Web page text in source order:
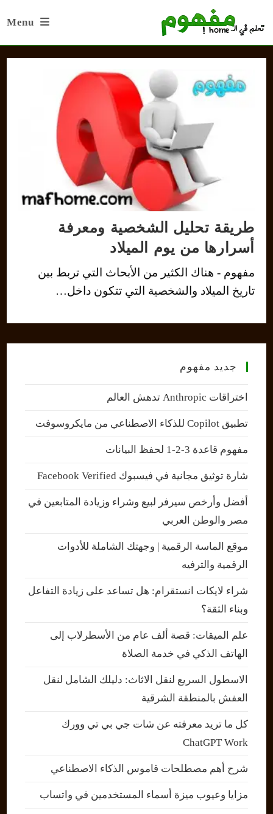
Menu
طريقة تحليل الشخصية ومعرفة
أسرارها من يوم الميلاد
مفهوم - هناك الكثير من الأبحاث التي تربط بين
تاريخ الميلاد والشخصية التي تتكون داخل…
جديد مفهوم
اختراقات Anthropic تدهش العالم
تطبيق Copilot للذكاء الاصطناعي من مايكروسوفت
مفهوم قاعدة 3-2-1 لحفظ البيانات
شارة توثيق مجانية في فيسبوك Facebook Verified
أفضل وأرخص سيرفر لبيع وشراء وزيادة المتابعين في
مصر والوطن العربي
موقع الماسة الرقمية | وجهتك الشاملة للأدوات
الرقمية والترفيه
شراء لايكات انستقرام: هل تساعد على زيادة التفاعل
وبناء الثقة؟
علم الميقات: قصة ألف عام من الأسطرلاب إلى
الهاتف الذكي في خدمة الصلاة
الاسطول السريع لنقل الاثاث: دليلك الشامل لنقل
العفش بالمنطقة الشرقية
كل ما تريد معرفته عن شات جي بي تي وورك
ChatGPT Work
شرح أهم مصطلحات قاموس الذكاء الاصطناعي
مزايا وعيوب ميزة أسماء المستخدمين في واتساب